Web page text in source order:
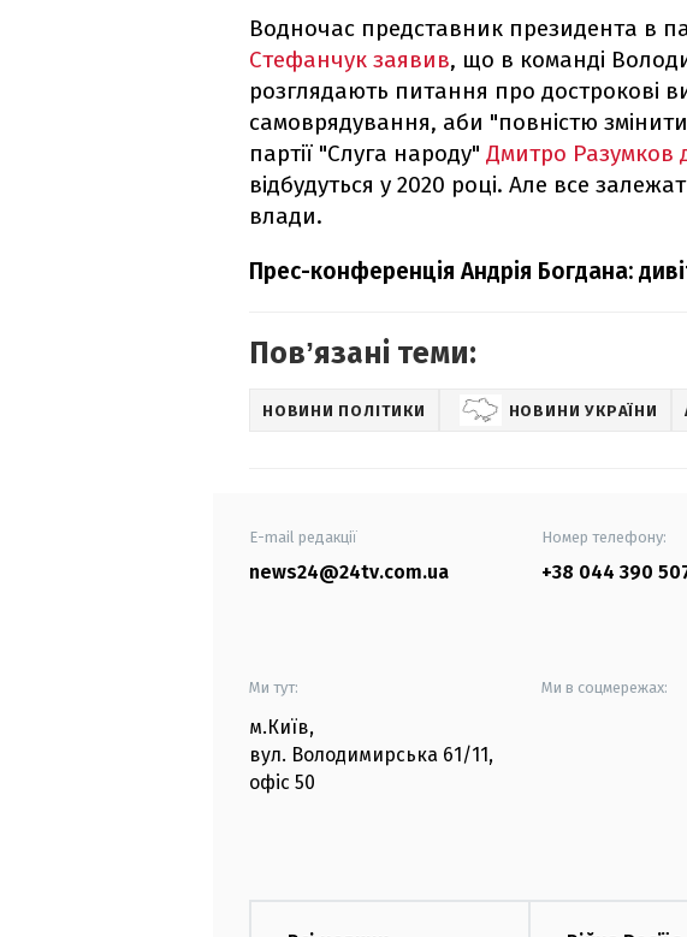
Водночас представник президента в
Стефанчук заявив, що в команді
розглядають питання про дострокові
самоврядування, аби "повністю
партії "Слуга народу" Дмитро Разумков
відбудуться у 2020 році. Але все
влади.
Прес-конференція Андрія Богдана:
Повʼязані теми:
НОВИНИ ПОЛІТИКИ НОВИНИ УКРАЇНИ
E-mail редакції
news24@24tv.com.ua
Номер телефону:
+38 044 390
Ми тут:
м.Київ,
вул. Володимирська 61/11,
офіс 50
Ми в соцмережах: